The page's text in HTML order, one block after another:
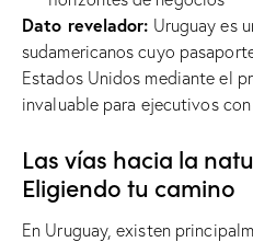
Dato revelador: Uruguay es
sudamericanos cuyo
Estados Unidos mediante el
invaluable para ejecutivos
Las vías hacia la
Eligiendo tu camino
En Uruguay, existen